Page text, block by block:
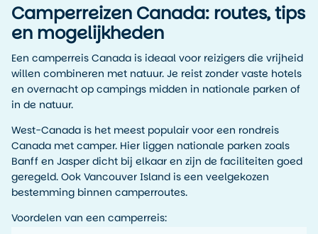
Camperreizen Canada: routes, tips
en mogelijkheden
Een camperreis Canada is ideaal voor reizigers die vrijheid
willen combineren met natuur. Je reist zonder vaste hotels
en overnacht op campings midden in nationale parken of
in de natuur.
West-Canada is het meest populair voor een rondreis
Canada met camper. Hier liggen nationale parken zoals
Banff en Jasper dicht bij elkaar en zijn de faciliteiten goed
geregeld. Ook Vancouver Island is een veelgekozen
bestemming binnen camperroutes.
Voordelen van een camperreis: